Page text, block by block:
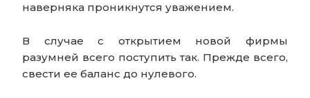
наверняка проникнутся уважением.
В случае с открытием новой фирмы
разумней всего поступить так. Прежде всего,
свести ее баланс до нулевого.